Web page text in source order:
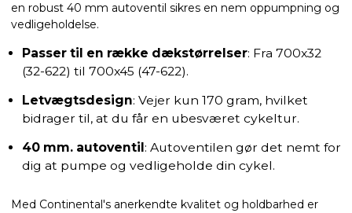
en robust 40 mm autoventil sikres en nem oppumpning og
vedligeholdelse.
Passer til en række dækstørrelser: Fra 700x32
(32-622) til 700x45 (47-622).
Letvægtsdesign: Vejer kun 170 gram, hvilket
bidrager til, at du får en ubesværet cykeltur.
40 mm. autoventil: Autoventilen gør det nemt for
dig at pumpe og vedligeholde din cykel.
Med Continental's anerkendte kvalitet og holdbarhed er